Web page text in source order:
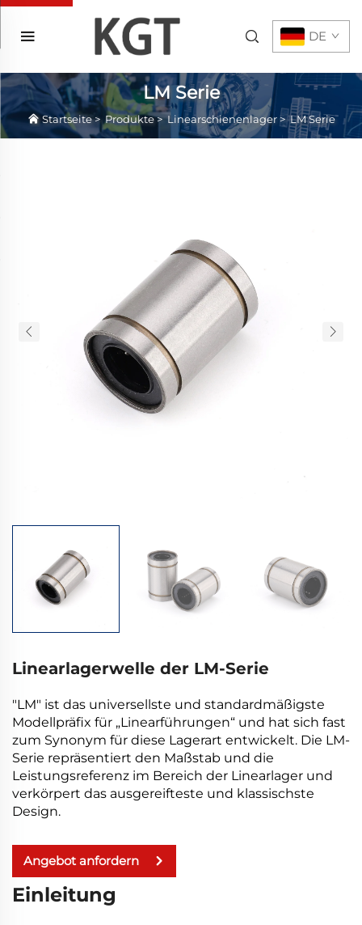
DE
LM Serie
Startseite> Produkte>Linearschienenlager>LM Serie
Linearlagerwelle der LM-Serie
"LM" ist das universellste und standardmäßigste
Modellpräfix für „Linearführungen“ und hat sich fast
zum Synonym für diese Lagerart entwickelt. Die LM-
Serie repräsentiert den Maßstab und die
Leistungsreferenz im Bereich der Linearlager und
verkörpert das ausgereifteste und klassischste
Design.
Angebot anfordern
Einleitung